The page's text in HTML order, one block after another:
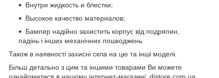
Внутри жидкость и блестки;
Высокое качество материалов;
Бампер надійно захистить корпус від подряпин,
падінь і інших механічних пошкоджень
Також в наявності захисні скла на цю та інші моделі.
Більш детально з цим та іншими товарами Ви можете